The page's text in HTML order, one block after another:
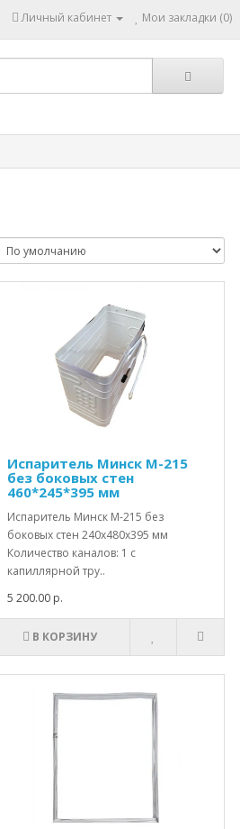
Личный кабинет Мои закладки (0)
Испаритель Минск М-215
без боковых стен
460*245*395 мм
Испаритель Минск М-215 без
боковых стен 240x480x395 мм
Количество каналов: 1 с
капиллярной тру..
5 200.00 р.
В КОРЗИНУ